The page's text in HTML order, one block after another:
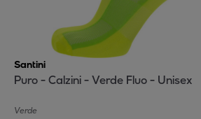
Santini
Puro - Calzini - Verde Fluo - Unisex
Verde